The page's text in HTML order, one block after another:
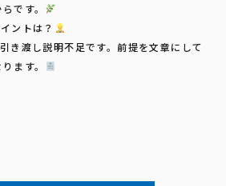
です。
ントは？
き渡し説明不足です。前提を文章にして
ます。